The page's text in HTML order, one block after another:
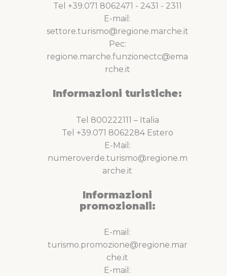
Tel +39.071 8062471 - 2431 - 2311
E-mail:
settore.turismo@regione.marche.it
Pec:
regione.marche.funzionectc@ema
rche.it
Informazioni turistiche:
Tel 800222111 – Italia
Tel +39.071 8062284 Estero
E-Mail:
numeroverde.turismo@regione.m
arche.it
Informazioni
promozionali:
E-mail:
turismo.promozione@regione.mar
che.it
E-mail: